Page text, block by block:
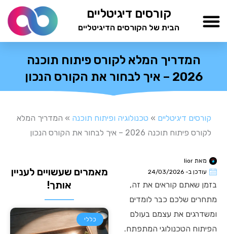
לתוכן
קורסים דיגיטליים
הבית של הקורסים הדיגיטליים
המדריך המלא לקורס פיתוח תוכנה
2026 – איך לבחור את הקורס הנכון
קורסים דיגיטליים » טכנולוגיה ופיתוח תוכנה » המדריך המלא
לקורס פיתוח תוכנה 2026 – איך לבחור את הקורס הנכון
מאת
עודכן ב- 24/03/2026
בזמן שאתם קוראים את זה,
מתחרים שלכם כבר לומדים
ומשדרגים את עצמם בעולם
הפיתוח הטכנולוגי המתפתח.
מאמרים שעשויים לעניין
אותך!
כללי